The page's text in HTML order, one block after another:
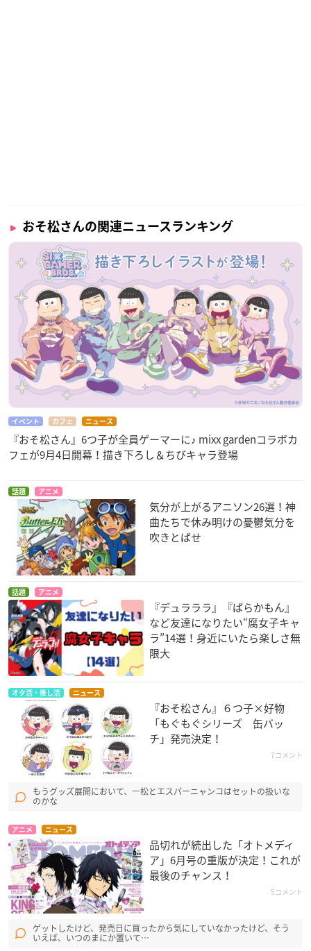
おそ松さんの関連ニュースランキング
イベント カフェ ニュース
『おそ松さん』6つ子が全員ゲーマーに♪ mixx gardenコラボカ
フェが9月4日開幕！描き下ろし＆ちびキャラ登場
話題 アニメ
気分が上がるアニソン26選！神
曲たちで休み明けの憂鬱気分を
吹きとばせ
話題 アニメ
『デュラララ』『ばらかもん』
など友達になりたい“腐女子キャ
ラ”14選！身近にいたら楽しさ無
限大
オタ活・推し活 ニュース
『おそ松さん』６つ子×好物
「もぐもぐシリーズ 缶バッ
チ」発売決定！
7コメント
もうグッズ展開において、一松とエスパーニャンコはセットの扱いな
のかな
アニメ ニュース
品切れが続出した「オトメディ
ア」6月号の重版が決定！これが
最後のチャンス！
5コメント
ゲットしたけど、発売日に買ったから気にしていなかったけど、そう
いえば、いつのまにか置いて…